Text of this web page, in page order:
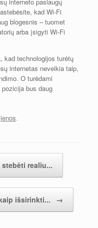
kad Wi-Fi
blogesnis – tuomet
arba įsigyti Wi-Fi
kad technologijos turėtų
internetas neveikia taip,
O turėdami
bus daug
.
realiu...
išsirinkti... →